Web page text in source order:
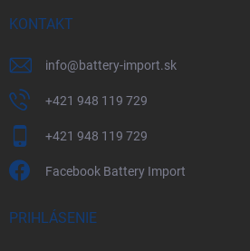
KONTAKT
info@battery-import.sk
+421 948 119 729
+421 948 119 729
Facebook Battery Import
PRIHLÁSENIE